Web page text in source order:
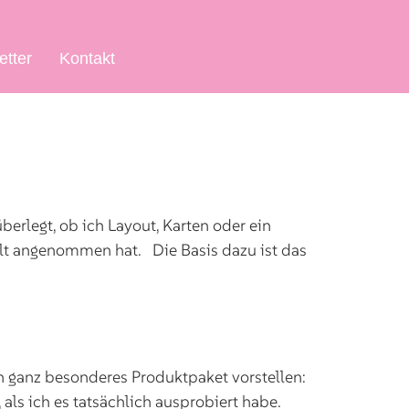
Kontakt
ob ich Layout, Karten oder ein
angenommen hat. Die Basis dazu ist das
besonderes Produktpaket vorstellen:
ich es tatsächlich ausprobiert habe.